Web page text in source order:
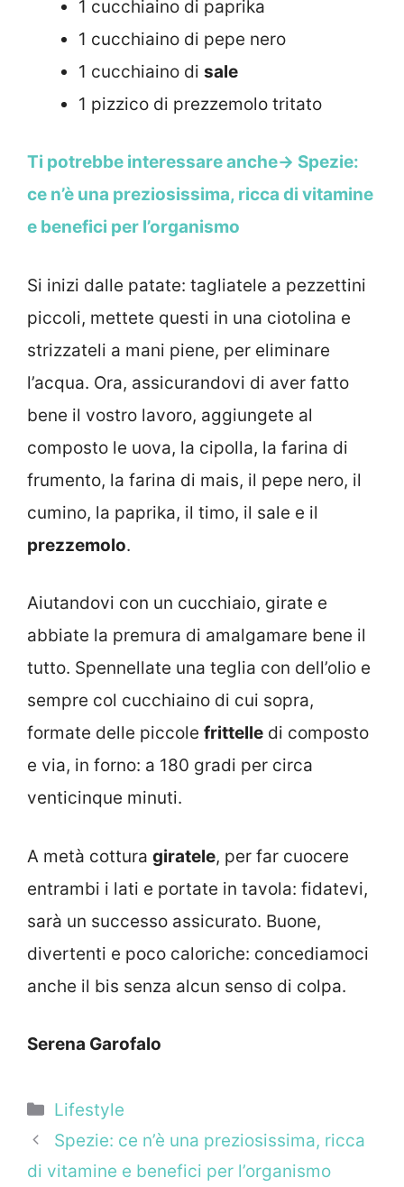
1 cucchiaino di paprika
1 cucchiaino di pepe nero
1 cucchiaino di sale
1 pizzico di prezzemolo tritato
Ti potrebbe interessare anche-> Spezie:
ce n’è una preziosissima, ricca di vitamine
e benefici per l’organismo
Si inizi dalle patate: tagliatele a pezzettini
piccoli, mettete questi in una ciotolina e
strizzateli a mani piene, per eliminare
l’acqua. Ora, assicurandovi di aver fatto
bene il vostro lavoro, aggiungete al
composto le uova, la cipolla, la farina di
frumento, la farina di mais, il pepe nero, il
cumino, la paprika, il timo, il sale e il
prezzemolo.
Aiutandovi con un cucchiaio, girate e
abbiate la premura di amalgamare bene il
tutto. Spennellate una teglia con dell’olio e
sempre col cucchiaino di cui sopra,
formate delle piccole frittelle di composto
e via, in forno: a 180 gradi per circa
venticinque minuti.
A metà cottura giratele, per far cuocere
entrambi i lati e portate in tavola: fidatevi,
sarà un successo assicurato. Buone,
divertenti e poco caloriche: concediamoci
anche il bis senza alcun senso di colpa.
Serena Garofalo
Categorie
Lifestyle
Spezie: ce n’è una preziosissima, ricca
di vitamine e benefici per l’organismo